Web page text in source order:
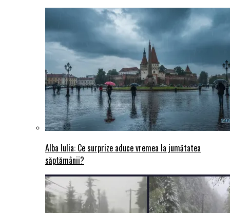
Alba Iulia: Ce surprize aduce vremea la jumătatea
săptămânii?